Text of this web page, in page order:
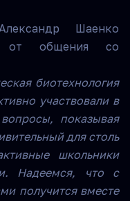
Шаенко
от общения со
биотехнология
участвовали в
показывая
для столь
школьники
Надеемся, что с
получится вместе